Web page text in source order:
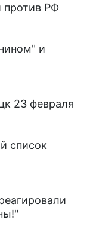
против РФ
и
23 февраля
список